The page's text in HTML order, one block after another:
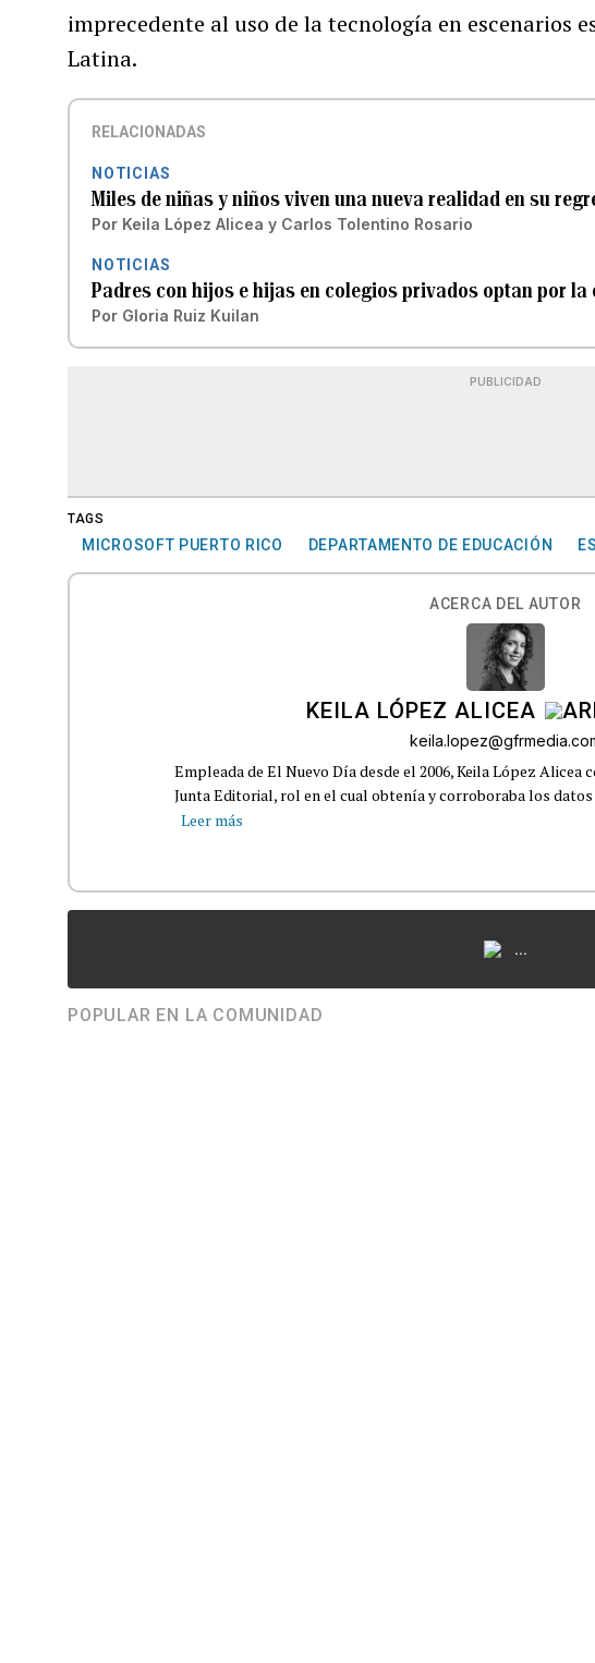
imprecedente al uso de la tecnología en escenarios
Latina.
RELACIONADAS
NOTICIAS
Miles de niñas y niños viven una nueva realidad en su
Por Keila López Alicea y Carlos Tolentino Rosario
NOTICIAS
Padres con hijos e hijas en colegios privados optan por
Por Gloria Ruiz Kuilan
PUBLICIDAD
TAGS
MICROSOFT PUERTO RICO DEPARTAMENTO DE EDUCACIÓN
ACERCA DEL AUTOR
KEILA LÓPEZ ALICEA
Empleada de El Nuevo Día desde el 2006, Keila López Alicea
Junta Editorial, rol en el cual obtenía y corroboraba los
Leer más
...
POPULAR EN LA COMUNIDAD